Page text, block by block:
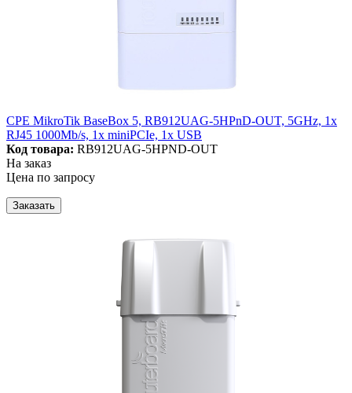
CPE MikroTik BaseBox 5, RB912UAG-5HPnD-OUT, 5GHz, 1x
RJ45 1000Mb/s, 1x miniPCIe, 1x USB
Код товара: RB912UAG-5HPND-OUT
На заказ
Цена по запросу
Заказать